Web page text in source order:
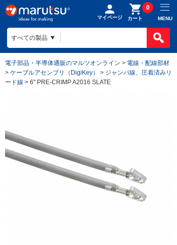
マイページ カート
0
MENU
電子部品・半導体通販のマルツオンライン > 電線・配線部材
> ケーブルアセンブリ（DigiKey） > ジャンパ線、圧着済みリ
ード線 > 6" PRE-CRIMP A2016 SLATE